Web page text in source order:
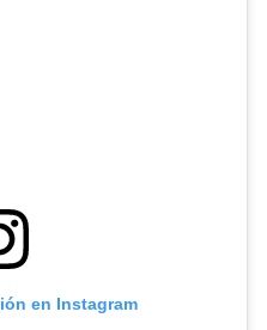
en Instagram